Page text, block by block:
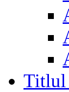
Titlul